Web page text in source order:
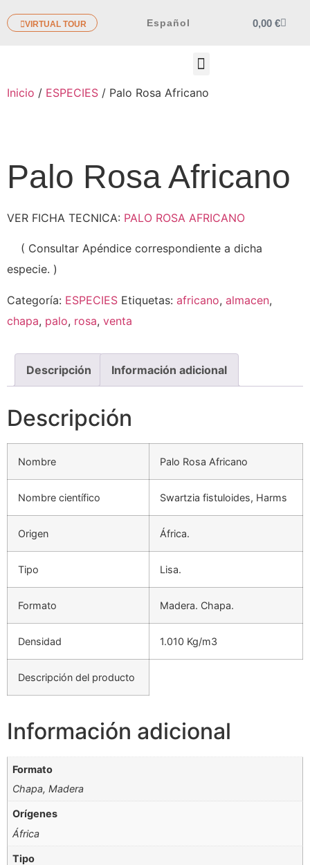
VIRTUAL TOUR Español 0,00 €
Inicio / ESPECIES / Palo Rosa Africano
Palo Rosa Africano
VER FICHA TECNICA: PALO ROSA AFRICANO
( Consultar Apéndice correspondiente a dicha
especie. )
Categoría: ESPECIES Etiquetas: africano, almacen,
chapa, palo, rosa, venta
Descripción Información adicional
Descripción
Nombre Palo Rosa Africano
Nombre científico Swartzia fistuloides, Harms
Origen África.
Tipo Lisa.
Formato Madera. Chapa.
Densidad 1.010 Kg/m3
Descripción del producto
Información adicional
Formato
Chapa, Madera
Orígenes
África
Tipo